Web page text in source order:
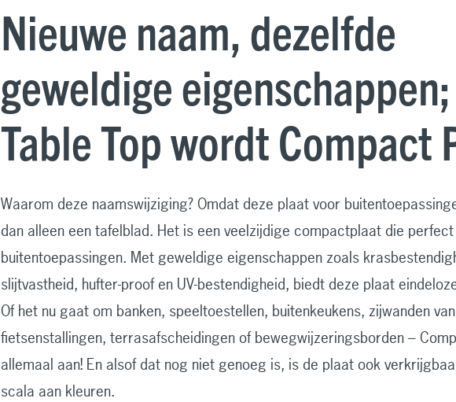
Nieuwe naam, dezelfde
geweldige eigenschappen;
Table Top wordt Compact
Waarom deze naamswijziging? Omdat deze plaat voor
dan alleen een tafelblad. Het is een veelzijdige compactplaat die
buitentoepassingen. Met geweldige eigenschappen zoals
slijtvastheid, hufter-proof en UV-bestendigheid, biedt deze plaat
Of het nu gaat om banken, speeltoestellen, buitenkeukens, zijwanden van
fietsenstallingen, terrasafscheidingen of bewegwijzeringsborden –
allemaal aan! En alsof dat nog niet genoeg is, is de plaat ook
scala aan kleuren.